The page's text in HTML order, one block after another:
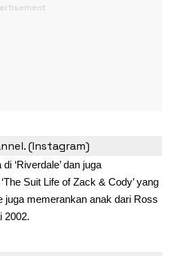
(Instagram)
‘Riverdale’ dan juga
Suit Life of Zack & Cody’ yang
juga memerankan anak dari Ross
2002.